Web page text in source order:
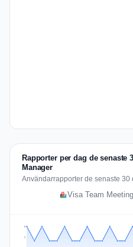
Rapporter per dag de senaste
Manager
Användarrapporter de senaste 30
Visa Team
2
3